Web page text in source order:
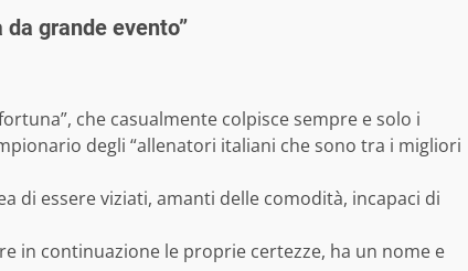
grande evento”
che casualmente colpisce sempre e solo i
degli “allenatori italiani che sono tra i migliori
di essere viziati, amanti delle comodità, incapaci di
in continuazione le proprie certezze, ha un nome e